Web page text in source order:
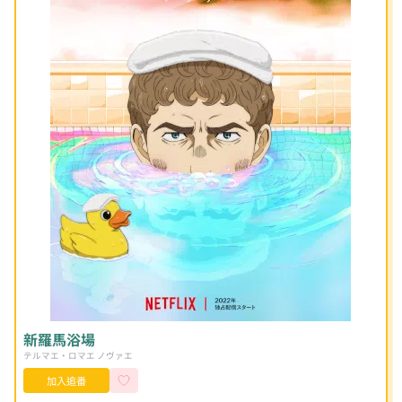
新羅馬浴場
テルマエ・ロマエ ノヴァエ
加入追番